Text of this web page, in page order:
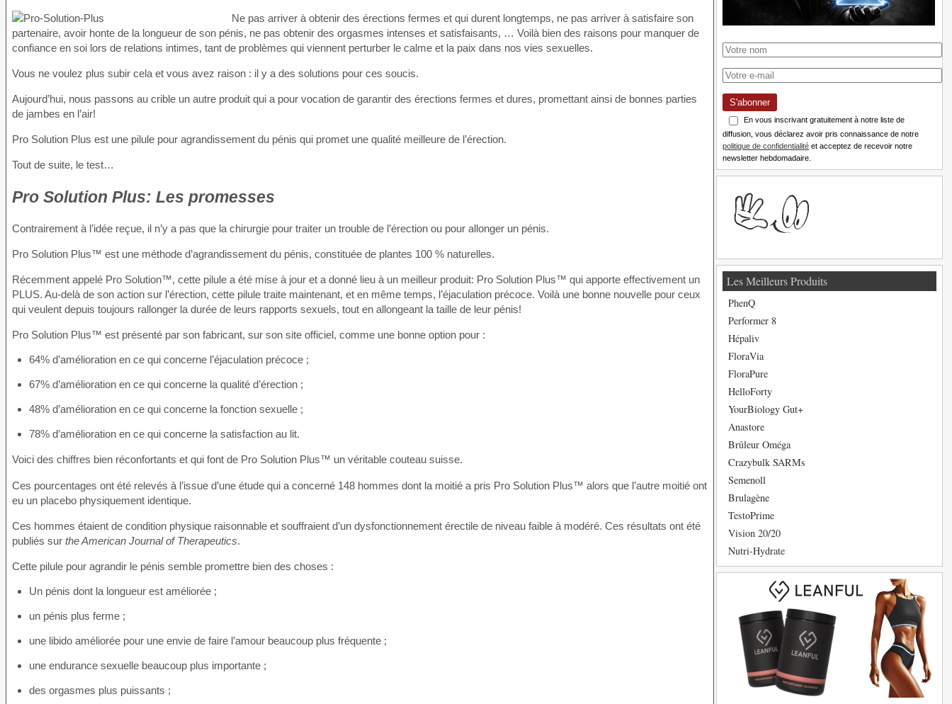
Ne pas arriver à obtenir des érections fermes et qui durent longtemps, ne pas arriver à satisfaire son
partenaire, avoir honte de la longueur de son pénis, ne pas obtenir des orgasmes intenses et satisfaisants, … Voilà bien des raisons pour manquer de
confiance en soi lors de relations intimes, tant de problèmes qui viennent perturber le calme et la paix dans nos vies sexuelles.
Vous ne voulez plus subir cela et vous avez raison : il y a des solutions pour ces soucis.
Aujourd’hui, nous passons au crible un autre produit qui a pour vocation de garantir des érections fermes et dures, promettant ainsi de bonnes parties
de jambes en l’air!
Pro Solution Plus est une pilule pour agrandissement du pénis qui promet une qualité meilleure de l’érection.
Tout de suite, le test…
Pro Solution Plus: Les promesses
Contrairement à l’idée reçue, il n’y a pas que la chirurgie pour traiter un trouble de l’érection ou pour allonger un pénis.
Pro Solution Plus™ est une méthode d’agrandissement du pénis, constituée de plantes 100 % naturelles.
Récemment appelé Pro Solution™, cette pilule a été mise à jour et a donné lieu à un meilleur produit: Pro Solution Plus™ qui apporte effectivement un
PLUS. Au-delà de son action sur l’érection, cette pilule traite maintenant, et en même temps, l’éjaculation précoce. Voilà une bonne nouvelle pour ceux
qui veulent depuis toujours rallonger la durée de leurs rapports sexuels, tout en allongeant la taille de leur pénis!
Pro Solution Plus™ est présenté par son fabricant, sur son site officiel, comme une bonne option pour :
64% d’amélioration en ce qui concerne l’éjaculation précoce ;
67% d’amélioration en ce qui concerne la qualité d’érection ;
48% d’amélioration en ce qui concerne la fonction sexuelle ;
78% d’amélioration en ce qui concerne la satisfaction au lit.
Voici des chiffres bien réconfortants et qui font de Pro Solution Plus™ un véritable couteau suisse.
Ces pourcentages ont été relevés à l’issue d’une étude qui a concerné 148 hommes dont la moitié a pris Pro Solution Plus™ alors que l’autre moitié ont
eu un placebo physiquement identique.
Ces hommes étaient de condition physique raisonnable et souffraient d’un dysfonctionnement érectile de niveau faible à modéré. Ces résultats ont été
publiés sur the American Journal of Therapeutics.
Cette pilule pour agrandir le pénis semble promettre bien des choses :
Un pénis dont la longueur est améliorée ;
un pénis plus ferme ;
une libido améliorée pour une envie de faire l’amour beaucoup plus fréquente ;
une endurance sexuelle beaucoup plus importante ;
des orgasmes plus puissants ;
S'abonner
En vous inscrivant gratuitement à notre liste de
diffusion, vous déclarez avoir pris connaissance de notre
politique de confidentialité et acceptez de recevoir notre
newsletter hebdomadaire.
Les Meilleurs Produits
PhenQ
Performer 8
Hépaliv
FloraVia
FloraPure
HelloForty
YourBiology Gut+
Anastore
Brûleur Oméga
Crazybulk SARMs
Semenoll
Brulagène
TestoPrime
Vision 20/20
Nutri-Hydrate